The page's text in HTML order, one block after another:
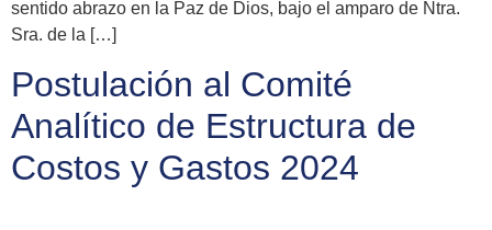
sentido abrazo en la Paz de Dios, bajo el amparo de Ntra.
Sra. de la […]
Postulación al Comité
Analítico de Estructura de
Costos y Gastos 2024